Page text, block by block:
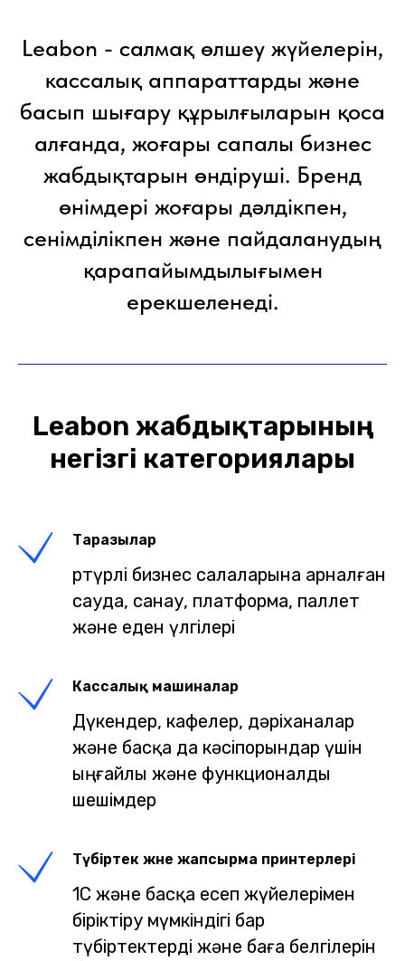
Leabon - салмақ өлшеу жүйелерін,
кассалық аппараттарды және
басып шығару құрылғыларын қоса
алғанда, жоғары сапалы бизнес
жабдықтарын өндіруші. Бренд
өнімдері жоғары дәлдікпен,
сенімділікпен және пайдаланудың
қарапайымдылығымен
ерекшеленеді.
Leabon жабдықтарының
негізгі категориялары
Таразылар
Әртүрлі бизнес салаларына арналған
сауда, санау, платформа, паллет
және еден үлгілері
Кассалық машиналар
Дүкендер, кафелер, дәріханалар
және басқа да кәсіпорындар үшін
ыңғайлы және функционалды
шешімдер
Түбіртек және жапсырма принтерлері
1С және басқа есеп жүйелерімен
біріктіру мүмкіндігі бар
түбіртектерді және баға белгілерін